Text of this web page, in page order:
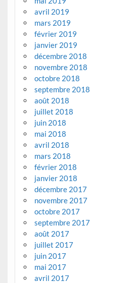
avril 2019
mars 2019
février 2019
janvier 2019
décembre 2018
novembre 2018
octobre 2018
septembre 2018
août 2018
juillet 2018
juin 2018
mai 2018
avril 2018
mars 2018
février 2018
janvier 2018
décembre 2017
novembre 2017
octobre 2017
septembre 2017
août 2017
juillet 2017
juin 2017
mai 2017
avril 2017